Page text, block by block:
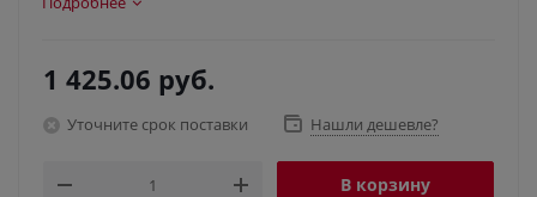
1 425.06 руб.
Уточните срок поставки Нашли дешевле?
В корзину